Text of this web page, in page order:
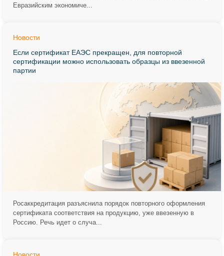
Евразийским экономиче...
Новости
Если сертификат ЕАЭС прекращен, для повторной
сертификации можно использовать образцы из ввезенной
партии
Росаккредитация разъяснила порядок повторного оформления
сертификата соответствия на продукцию, уже ввезенную в
Россию. Речь идет о случа...